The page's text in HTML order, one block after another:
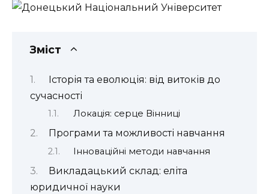
Зміст
Історія та еволюція: від витоків до
сучасності
Локація: серце Вінниці
Програми та можливості навчання
Інноваційні методи навчання
Викладацький склад: еліта
юридичної науки